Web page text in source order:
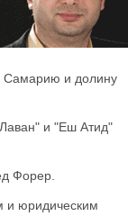
Самарию и долину
и "Еш Атид"
Форер.
и юридическим